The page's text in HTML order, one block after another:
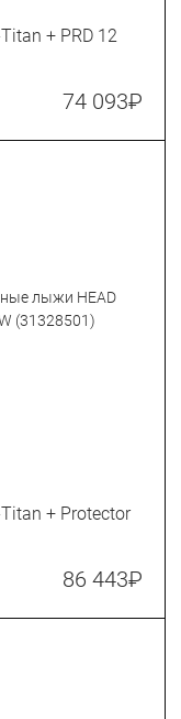
+ PRD 12
74 093₽
+ Protector
86 443₽